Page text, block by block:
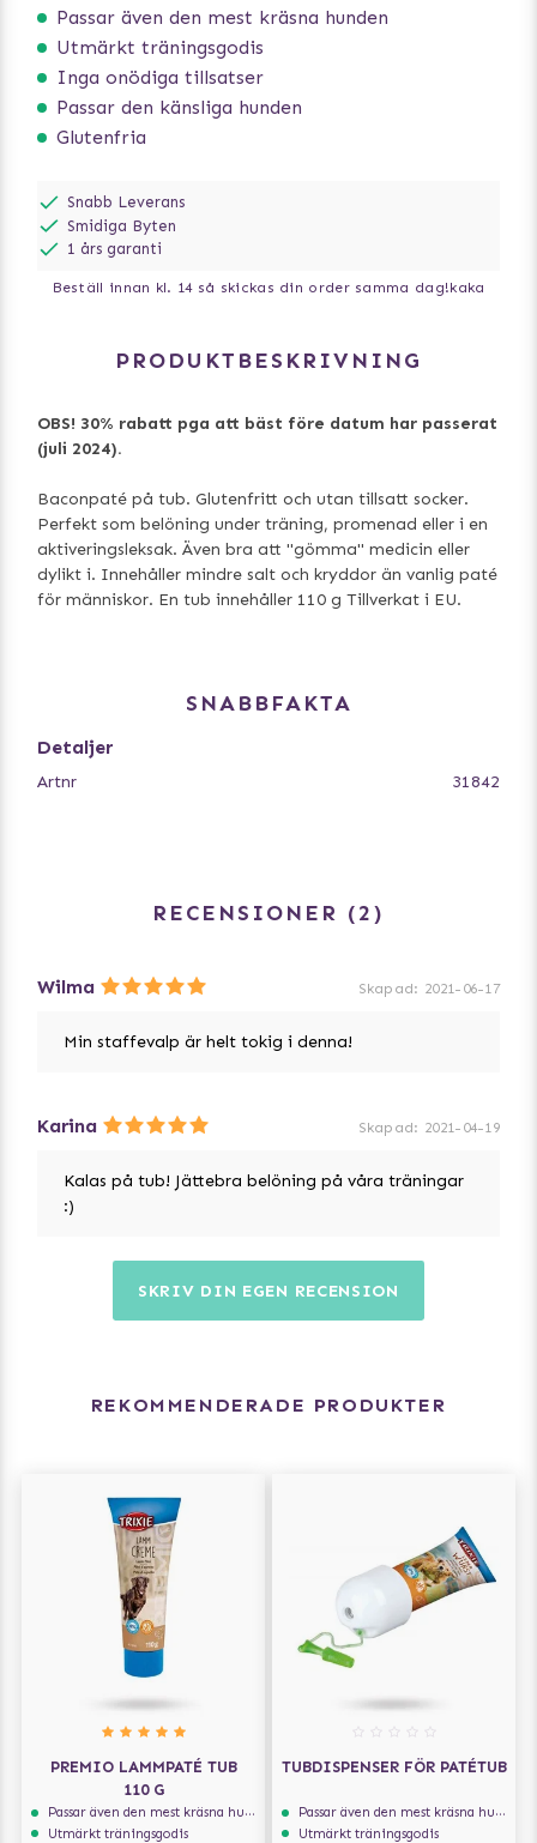
Passar även den mest kräsna hunden
Utmärkt träningsgodis
Inga onödiga tillsatser
Passar den känsliga hunden
Glutenfria
Snabb Leverans
Smidiga Byten
1 års garanti
Beställ innan kl. 14 så skickas din order samma dag!kaka
PRODUKTBESKRIVNING
OBS! 30% rabatt pga att bäst före datum har passerat
(juli 2024).
Baconpaté på tub. Glutenfritt och utan tillsatt socker.
Perfekt som belöning under träning, promenad eller i en
aktiveringsleksak. Även bra att "gömma" medicin eller
dylikt i. Innehåller mindre salt och kryddor än vanlig paté
för människor. En tub innehåller 110 g Tillverkat i EU.
SNABBFAKTA
Detaljer
Artnr 31842
RECENSIONER 2
Wilma Skapad: 2021-06-17
Min staffevalp är helt tokig i denna!
Karina Skapad: 2021-04-19
Kalas på tub! Jättebra belöning på våra träningar
:)
SKRIV DIN EGEN RECENSION
REKOMMENDERADE PRODUKTER
PREMIO LAMMPATÉ TUB
110 G
Passar även den mest kräsna hunden
Utmärkt träningsgodis
TUBDISPENSER FÖR PATÉTUB
Passar även den mest kräsna hunden
Utmärkt träningsgodis